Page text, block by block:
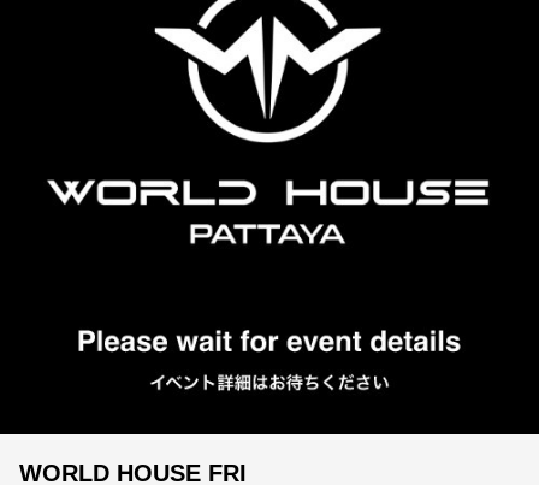
WORLD HOUSE FRI